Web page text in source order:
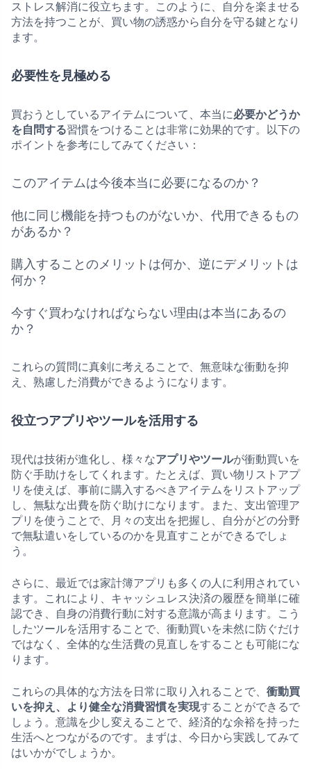
ストレス解消に役立ちます。このように、自分を楽ませる
方法を持つことが、買い物の誘惑から自分を守る鍵となり
ます。
必要性を見極める
買おうとしているアイテムについて、本当に必要かどうか
を自問する習慣をつけることは非常に効果的です。以下の
ポイントを参考にしてみてください：
このアイテムは今後本当に必要になるのか？
他に同じ機能を持つものがないか、代用できるもの
があるか？
購入することのメリットは何か、逆にデメリットは
何か？
今すぐ買わなければならない理由は本当にあるの
か？
これらの質問に真剣に考えることで、無意味な衝動を抑
え、熟慮した消費ができるようになります。
役立つアプリやツールを活用する
現代は技術が進化し、様々なアプリやツールが衝動買いを
防ぐ手助けをしてくれます。たとえば、買い物リストアプ
リを使えば、事前に購入するべきアイテムをリストアップ
し、無駄な出費を防ぐ助けになります。また、支出管理ア
プリを使うことで、月々の支出を把握し、自分がどの分野
で無駄遣いをしているのかを見直すことができるでしょ
う。
さらに、最近では家計簿アプリも多くの人に利用されてい
ます。これにより、キャッシュレス決済の履歴を簡単に確
認でき、自身の消費行動に対する意識が高まります。こう
したツールを活用することで、衝動買いを未然に防ぐだけ
ではなく、全体的な生活費の見直しをすることも可能にな
ります。
これらの具体的な方法を日常に取り入れることで、 衝動買
いを抑え、より健全な消費習慣を実現することができるで
しょう。意識を少し変えることで、経済的な余裕を持った
生活へとつながるのです。まずは、今日から実践してみて
はいかがでしょうか。